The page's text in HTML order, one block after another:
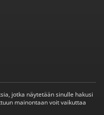
jotka näytetään sinulle hakusi
mainontaan voit vaikuttaa